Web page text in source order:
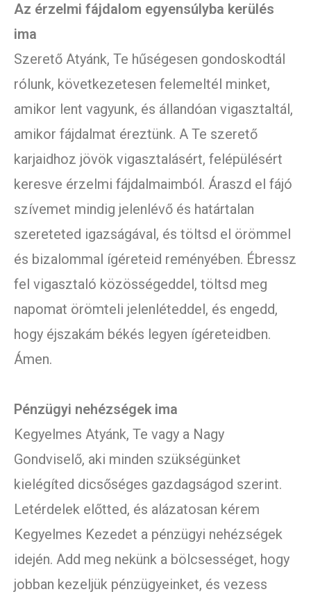
Az érzelmi fájdalom egyensúlyba kerülés
ima
Szerető Atyánk, Te hűségesen gondoskodtál
rólunk, következetesen felemeltél minket,
amikor lent vagyunk, és állandóan vigasztaltál,
amikor fájdalmat éreztünk. A Te szerető
karjaidhoz jövök vigasztalásért, felépülésért
keresve érzelmi fájdalmaimból. Áraszd el fájó
szívemet mindig jelenlévő és határtalan
szereteted igazságával, és töltsd el örömmel
és bizalommal ígéreteid reményében. Ébressz
fel vigasztaló közösségeddel, töltsd meg
napomat örömteli jelenléteddel, és engedd,
hogy éjszakám békés legyen ígéreteidben.
Ámen.
Pénzügyi nehézségek ima
Kegyelmes Atyánk, Te vagy a Nagy
Gondviselő, aki minden szükségünket
kielégíted dicsőséges gazdagságod szerint.
Letérdelek előtted, és alázatosan kérem
Kegyelmes Kezedet a pénzügyi nehézségek
idején. Add meg nekünk a bölcsességet, hogy
jobban kezeljük pénzügyeinket, és vezess